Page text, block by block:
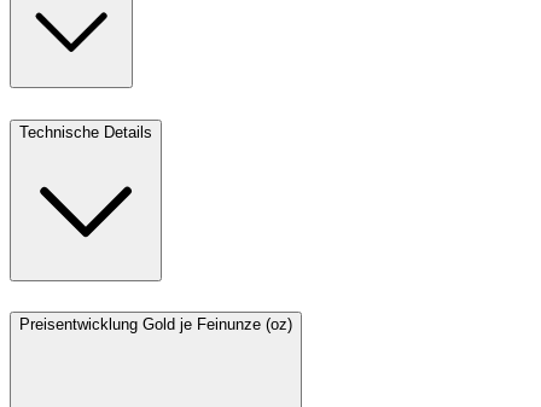
Technische Details
Preisentwicklung Gold je Feinunze (oz)